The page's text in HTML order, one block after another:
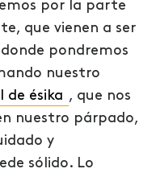
por la parte
que vienen a ser
pondremos
nuestro
ésika , que nos
nuestro párpado,
y
sólido. Lo